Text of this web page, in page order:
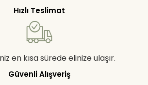
Hızlı Teslimat
en kısa sürede elinize ulaşır.
Güvenli Alışveriş